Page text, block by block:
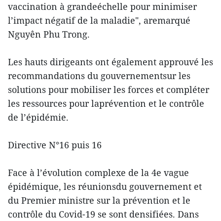
vaccination à grandeéchelle pour minimiser
l’impact négatif de la maladie", aremarqué
Nguyên Phu Trong.
Les hauts dirigeants ont également approuvé les
recommandations du gouvernementsur les
solutions pour mobiliser les forces et compléter
les ressources pour laprévention et le contrôle
de l’épidémie.
Directive N°16 puis 16
Face à l’évolution complexe de la 4e vague
épidémique, les réunionsdu gouvernement et
du Premier ministre sur la prévention et le
contrôle du Covid-19 se sont densifiées. Dans